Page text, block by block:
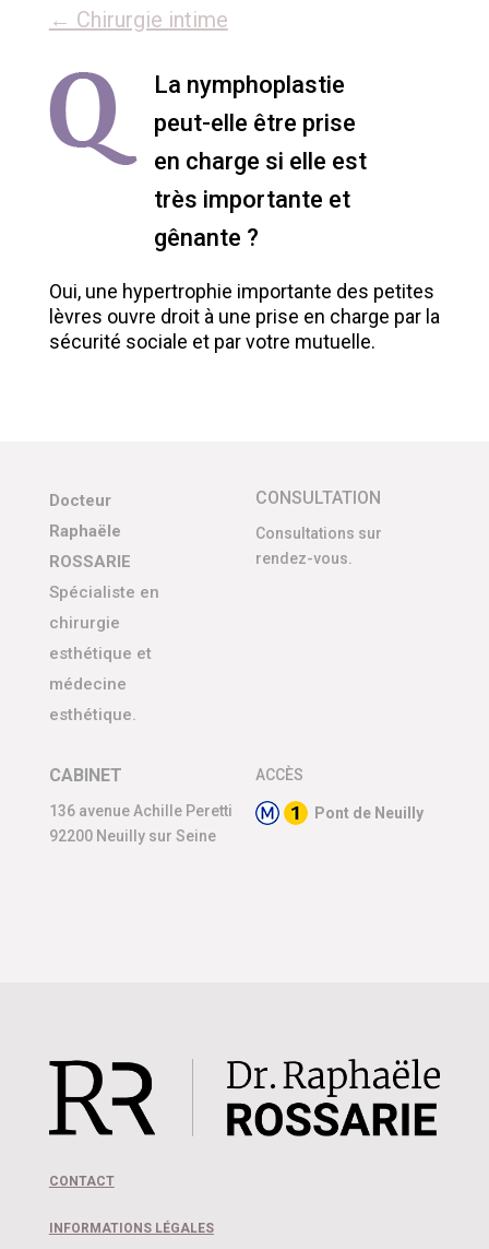
← Chirurgie intime
La nymphoplastie
peut-elle être prise
en charge si elle est
très importante et
gênante ?
Oui, une hypertrophie importante des petites
lèvres ouvre droit à une prise en charge par la
sécurité sociale et par votre mutuelle.
Docteur
Raphaële
ROSSARIE
Spécialiste en
chirurgie
esthétique et
médecine
esthétique.
CONSULTATION
Consultations sur
rendez-vous.
CABINET
136 avenue Achille Peretti
92200 Neuilly sur Seine
ACCÈS
Pont de Neuilly
CONTACT
INFORMATIONS LÉGALES